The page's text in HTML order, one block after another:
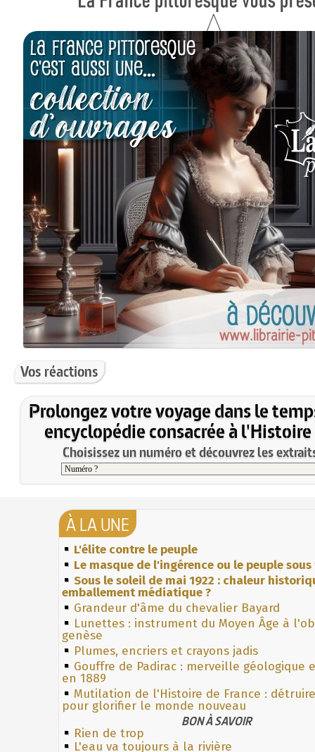
Vos réactions
Prolongez votre voyage dans le
encyclopédie consacrée à l'Histoire
Choisissez un numéro et découvrez les
À LA UNE
L'élite contre le peuple
Le masque de l'ingérence ou le peuple
Sous le soleil de mai 1922 : chaleur
emballement médiatique ?
Grandeur d'âme du chevalier Bayard
Lunettes : instrument du Moyen Âge à
genèse
Plumes, encriers et crayons jadis
Gouffre de Padirac : merveille géologique
en 1889
Mutilation de l'Histoire de France :
pour glorifier le monde nouveau
BON À SAVOIR
Rien de trop
L'eau va toujours à la rivière